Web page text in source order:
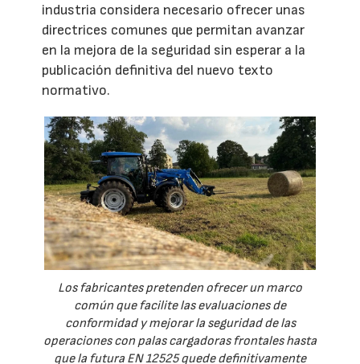
industria considera necesario ofrecer unas
directrices comunes que permitan avanzar
en la mejora de la seguridad sin esperar a la
publicación definitiva del nuevo texto
normativo.
Los fabricantes pretenden ofrecer un marco
común que facilite las evaluaciones de
conformidad y mejorar la seguridad de las
operaciones con palas cargadoras frontales hasta
que la futura EN 12525 quede definitivamente